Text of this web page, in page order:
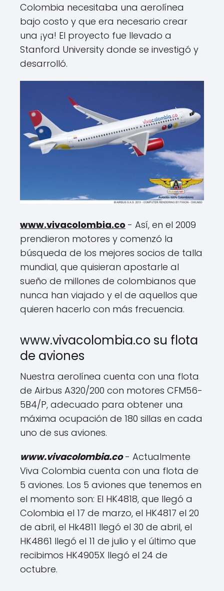
Colombia necesitaba una aerolínea
bajo costo y que era necesario crear
una ¡ya! El proyecto fue llevado a
Stanford University donde se investigó y
desarrolló.
www.vivacolombia.co - Así, en el 2009
prendieron motores y comenzó la
búsqueda de los mejores socios de talla
mundial, que quisieran apostarle al
sueño de millones de colombianos que
nunca han viajado y el de aquellos que
quieren hacerlo con más frecuencia.
www.vivacolombia.co su flota
de aviones
Nuestra aerolínea cuenta con una flota
de Airbus A320/200 con motores CFM56-
5B4/P, adecuado para obtener una
máxima ocupación de 180 sillas en cada
uno de sus aviones.
www.vivacolombia.co- Actualmente
Viva Colombia cuenta con una flota de
5 aviones. Los 5 aviones que tenemos en
el momento son: El HK4818, que llegó a
Colombia el 17 de marzo, el HK4817 el 20
de abril, el Hk4811 llegó el 30 de abril, el
HK4861 llegó el 11 de julio y el último que
recibimos HK4905X llegó el 24 de
octubre.